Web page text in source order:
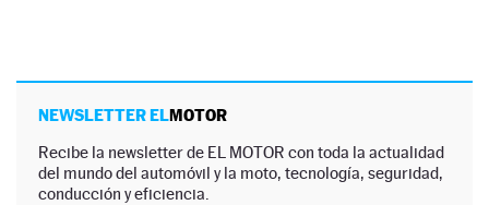
NEWSLETTER ELMOTOR
Recibe la newsletter de EL MOTOR con toda la actualidad
del mundo del automóvil y la moto, tecnología, seguridad,
conducción y eficiencia.